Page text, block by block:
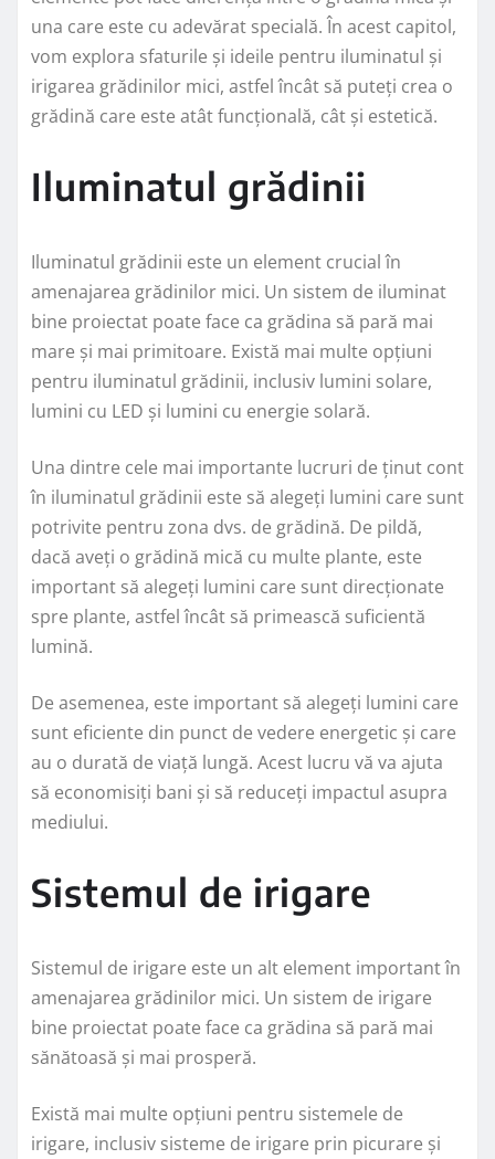
una care este cu adevărat specială. În acest capitol,
vom explora sfaturile și ideile pentru iluminatul și
irigarea grădinilor mici, astfel încât să puteți crea o
grădină care este atât funcțională, cât și estetică.
Iluminatul grădinii
Iluminatul grădinii este un element crucial în
amenajarea grădinilor mici. Un sistem de iluminat
bine proiectat poate face ca grădina să pară mai
mare și mai primitoare. Există mai multe opțiuni
pentru iluminatul grădinii, inclusiv lumini solare,
lumini cu LED și lumini cu energie solară.
Una dintre cele mai importante lucruri de ținut cont
în iluminatul grădinii este să alegeți lumini care sunt
potrivite pentru zona dvs. de grădină. De pildă,
dacă aveți o grădină mică cu multe plante, este
important să alegeți lumini care sunt direcționate
spre plante, astfel încât să primească suficientă
lumină.
De asemenea, este important să alegeți lumini care
sunt eficiente din punct de vedere energetic și care
au o durată de viață lungă. Acest lucru vă va ajuta
să economisiți bani și să reduceți impactul asupra
mediului.
Sistemul de irigare
Sistemul de irigare este un alt element important în
amenajarea grădinilor mici. Un sistem de irigare
bine proiectat poate face ca grădina să pară mai
sănătoasă și mai prosperă.
Există mai multe opțiuni pentru sistemele de
irigare, inclusiv sisteme de irigare prin picurare și